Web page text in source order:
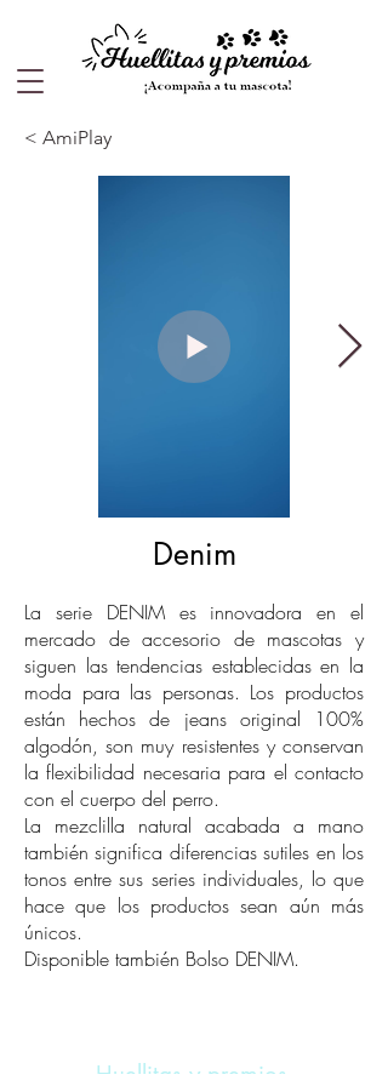
< AmiPlay
Denim
La serie DENIM es innovadora en el
mercado de accesorio de mascotas y
siguen las tendencias establecidas en la
moda para las personas. Los productos
están hechos de jeans original 100%
algodón, son muy resistentes y conservan
la flexibilidad necesaria para el contacto
con el cuerpo del perro.
La mezclilla natural acabada a mano
también significa diferencias sutiles en los
tonos entre sus series individuales, lo que
hace que los productos sean aún más
únicos.
Disponible también Bolso DENIM.
Huellitas y premios